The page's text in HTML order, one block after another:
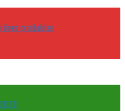
produkter